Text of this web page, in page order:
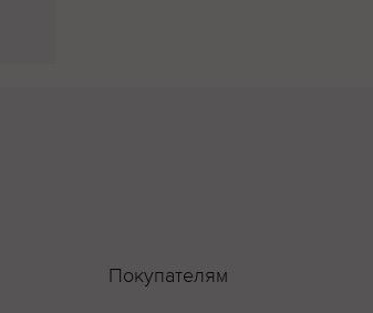
Покупателям